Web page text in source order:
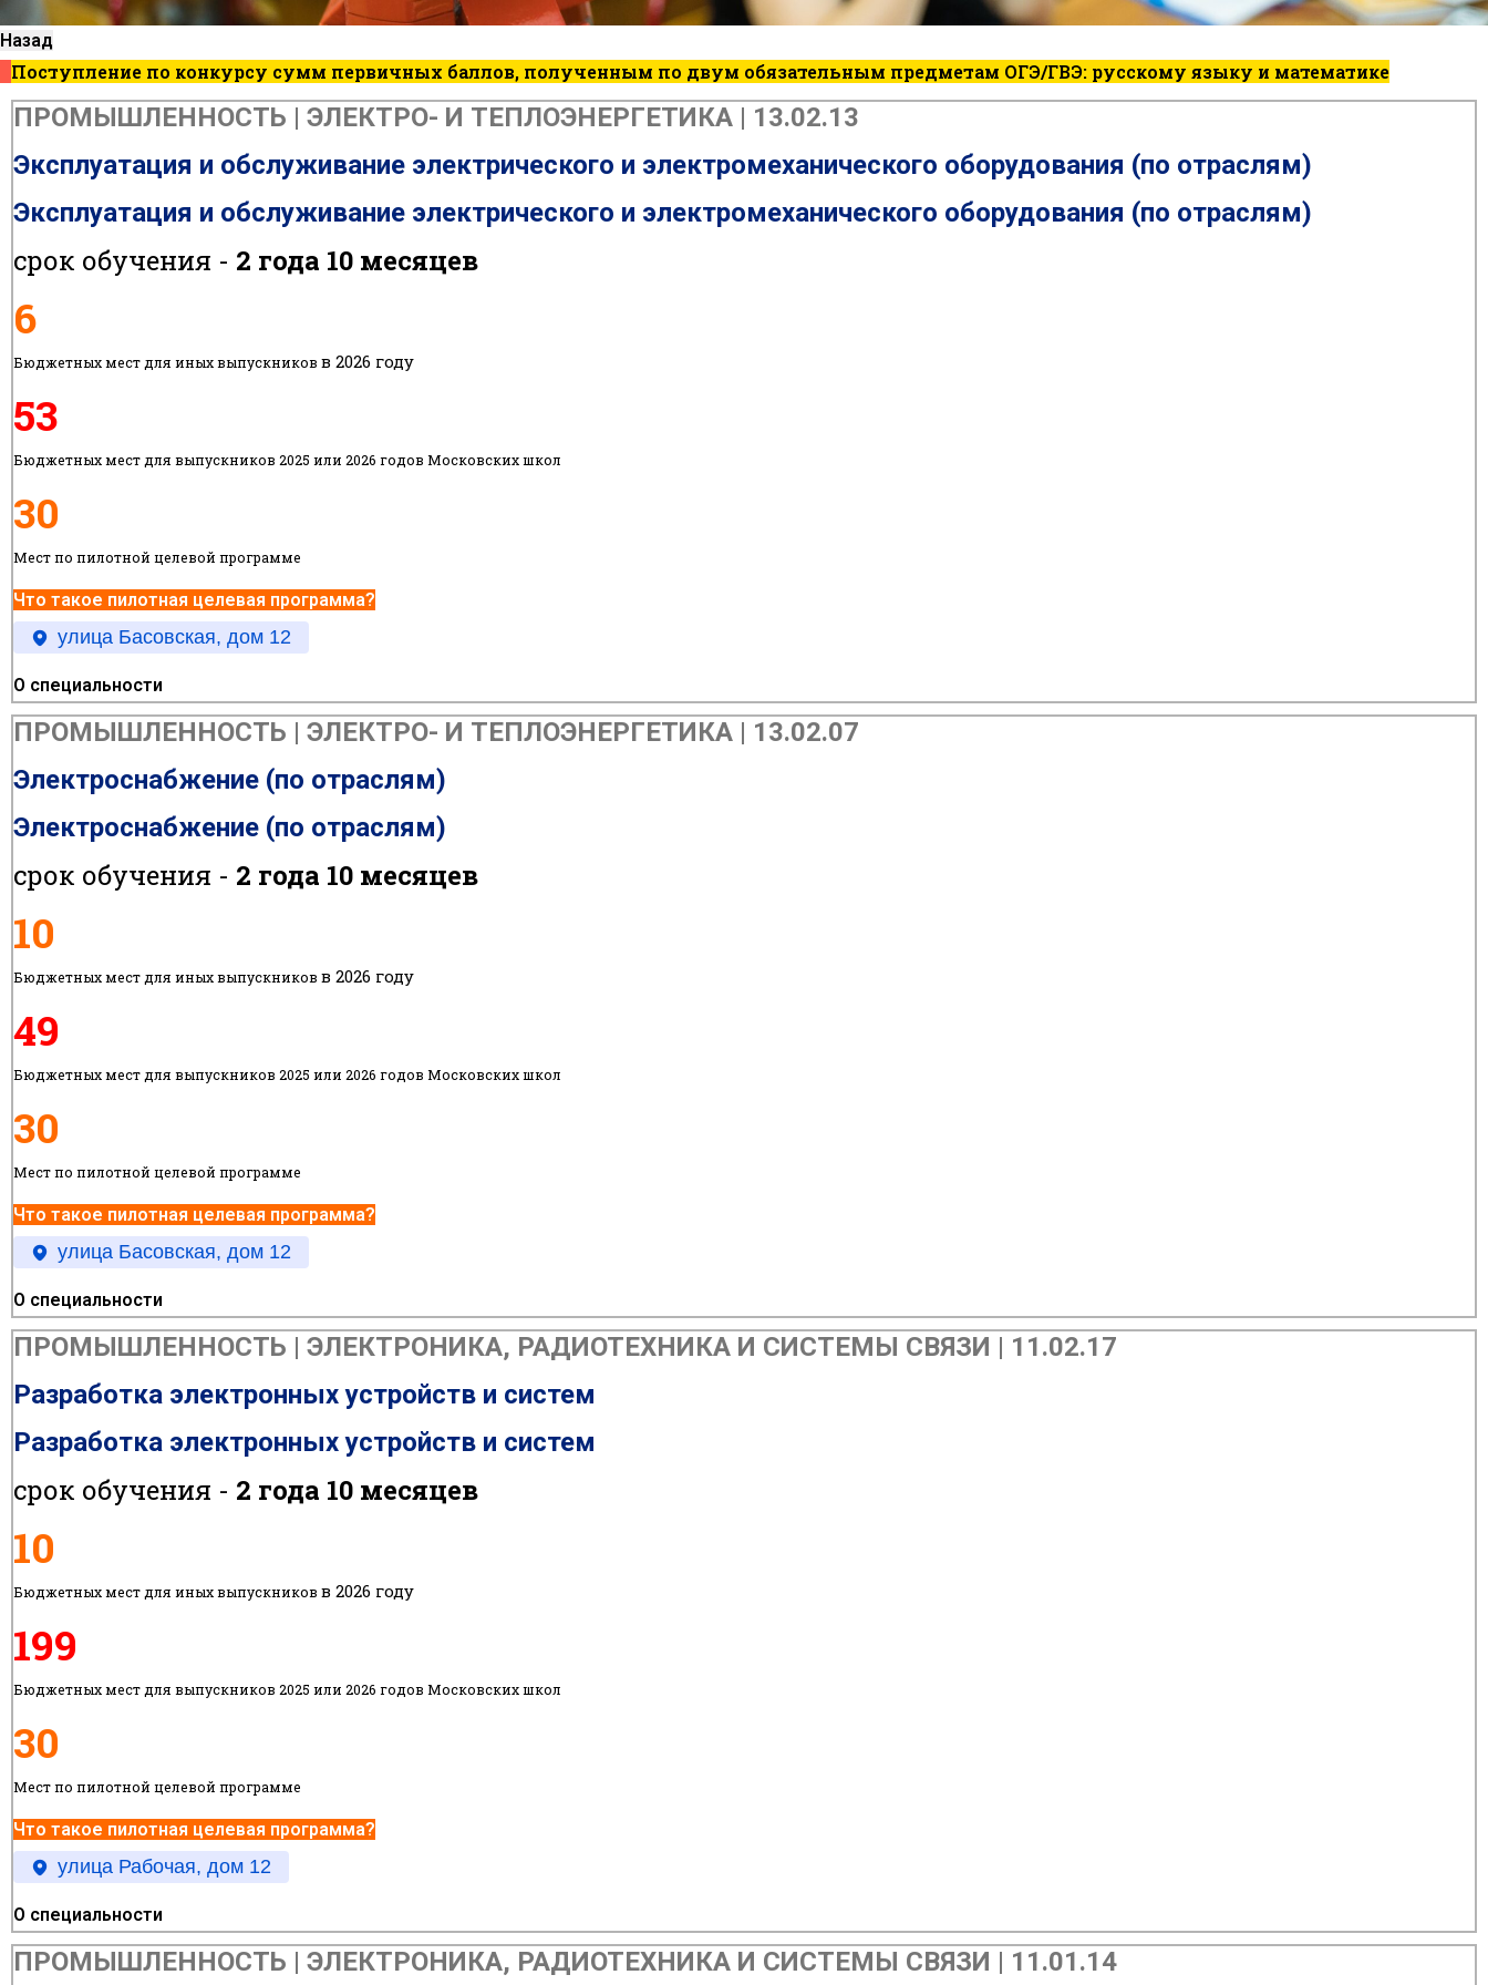
Назад
Поступление по конкурсу сумм первичных баллов, полученным по двум обязательным предметам ОГЭ/ГВЭ: русскому языку и математике
ПРОМЫШЛЕННОСТЬ | ЭЛЕКТРО- И ТЕПЛОЭНЕРГЕТИКА | 13.02.13
Эксплуатация и обслуживание электрического и электромеханического оборудования (по отраслям)
Эксплуатация и обслуживание электрического и электромеханического оборудования (по отраслям)
срок обучения - 2 года 10 месяцев
6
Бюджетных мест для иных выпускников в 2026 году
53
Бюджетных мест для выпускников 2025 или 2026 годов Московских школ
30
Мест по пилотной целевой программе
Что такое пилотная целевая программа?
улица Басовская, дом 12
О специальности
ПРОМЫШЛЕННОСТЬ | ЭЛЕКТРО- И ТЕПЛОЭНЕРГЕТИКА | 13.02.07
Электроснабжение (по отраслям)
Электроснабжение (по отраслям)
срок обучения - 2 года 10 месяцев
10
Бюджетных мест для иных выпускников в 2026 году
49
Бюджетных мест для выпускников 2025 или 2026 годов Московских школ
30
Мест по пилотной целевой программе
Что такое пилотная целевая программа?
улица Басовская, дом 12
О специальности
ПРОМЫШЛЕННОСТЬ | ЭЛЕКТРОНИКА, РАДИОТЕХНИКА И СИСТЕМЫ СВЯЗИ | 11.02.17
Разработка электронных устройств и систем
Разработка электронных устройств и систем
срок обучения - 2 года 10 месяцев
10
Бюджетных мест для иных выпускников в 2026 году
199
Бюджетных мест для выпускников 2025 или 2026 годов Московских школ
30
Мест по пилотной целевой программе
Что такое пилотная целевая программа?
улица Рабочая, дом 12
О специальности
ПРОМЫШЛЕННОСТЬ | ЭЛЕКТРОНИКА, РАДИОТЕХНИКА И СИСТЕМЫ СВЯЗИ | 11.01.14